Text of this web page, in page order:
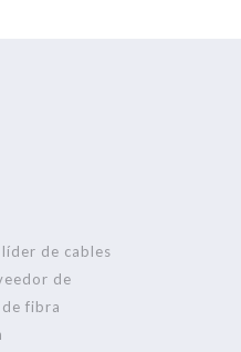
de cables
de
fibra